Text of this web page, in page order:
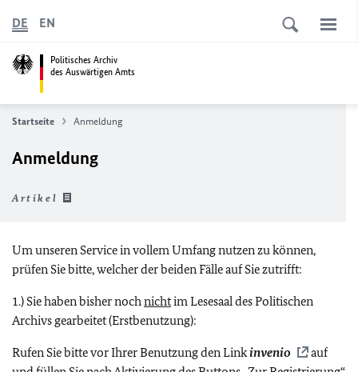
Politisches Archiv
des Auswärtigen Amts
DE EN
Startseite Anmeldung
Anmeldung
Artikel
Um unseren Service in vollem Umfang nutzen zu können,
prüfen Sie bitte, welcher der beiden Fälle auf Sie zutrifft:
1.) Sie haben bisher nochnichtim Lesesaal des Politischen
Archivs gearbeitet (Erstbenutzung):
Rufen Sie bitte vor Ihrer Benutzung den Linkinvenio
auf